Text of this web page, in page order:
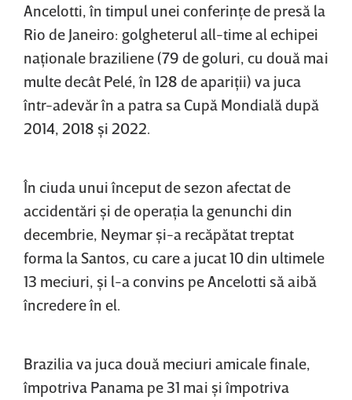
Ancelotti, în timpul unei conferinţe de presă la
Rio de Janeiro: golgheterul all-time al echipei
naţionale braziliene (79 de goluri, cu două mai
multe decât Pelé, în 128 de apariţii) va juca
într-adevăr în a patra sa Cupă Mondială după
2014, 2018 şi 2022.
În ciuda unui început de sezon afectat de
accidentări şi de operaţia la genunchi din
decembrie, Neymar şi-a recăpătat treptat
forma la Santos, cu care a jucat 10 din ultimele
13 meciuri, şi l-a convins pe Ancelotti să aibă
încredere în el.
Brazilia va juca două meciuri amicale finale,
împotriva Panama pe 31 mai şi împotriva